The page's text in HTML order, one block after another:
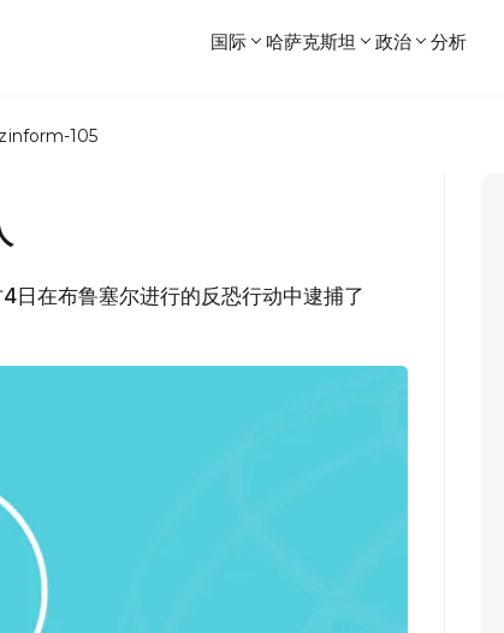
国际 哈萨克斯坦 政治 分析
105
在布鲁塞尔进行的反恐行动中逮捕了